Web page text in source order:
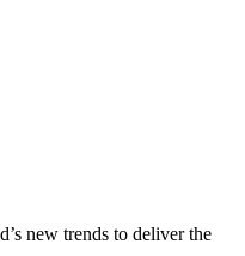
new trends to deliver the